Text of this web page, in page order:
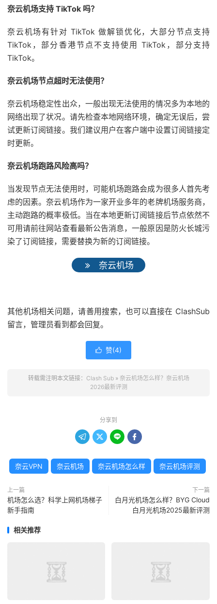
奈云机场支持 TikTok 吗？
奈云机场有针对 TikTok 做解锁优化，大部分节点支持
TikTok，部分香港节点不支持使用 TikTok，部分支持
TikTok。
奈云机场节点超时无法使用？
奈云机场稳定性出众，一般出现无法使用的情况多为本地的
网络出现了状况。请先检查本地网络环境，确定无误后，尝
试更新订阅链接。我们建议用户在客户端中设置订阅链接定
时更新。
奈云机场跑路风险高吗？
当发现节点无法使用时，可能机场跑路会成为很多人首先考
虑的因素。奈云机场作为一家开业多年的老牌机场服务商，
主动跑路的概率极低。当在本地更新订阅链接后节点依然不
可用请前往网站查看最新公告消息，一般原因是防火长城污
染了订阅链接，需要替换为新的订阅链接。
奈云机场
其他机场相关问题，请善用搜索，也可以直接在 ClashSub
留言，管理员看到都会回复。
 赞(4)
转载需注明本文链接： Clash Sub» 奈云机场怎么样？奈云机场
2026最新评测
分享到
   
奈云VPN 奈云机场 奈云机场怎么样 奈云机场评测
上一篇
机场怎么选？科学上网机场梯子
新手指南
下一篇
白月光机场怎么样？BYG Cloud
白月光机场2025最新评测
相关推荐